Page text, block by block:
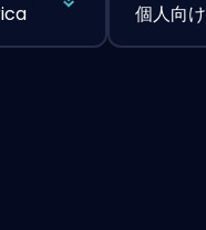
個人向け